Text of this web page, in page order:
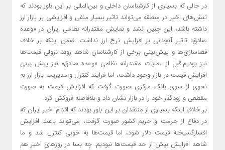
در حالی که بسیاری از کارشناسان داخلی و بین‌المللی بر این باور بودند که
تنش‌های اخیر در منطقه می‌تواند تاثیر بسیار منفی و افزایشی بر بازار ارز
داشته باشد، این چنین نشد و نمایش مقتدرانه نظامی ایران در «وعده
صادق» تاثیر آنچنانی بر افزایش نرخ ارز نداشت. ضمن اینکه بر خلاف
فضاسازی‌ها و پیش‌بینی‌ برخی از کارشناسان شاهد روند نزولی قیمت‌ها
نیز بودیم.قبل از عملیات مقتدرانه نظامی «وعده صادق» نیز پیش بینی
افزایش قیمت در بازار وجود داشت، اما فرایند کنترل و مدیریت بازار ارز به
نحوی از سوی بانک مرکزی صورت گرفت که افزایش قیمت به صورت
مقطعی و زودگذر خود را در بازار نشان داد و بلافاصله فروکش کرد.
بر خلاف اینکه بسیاری از منتقدان بر این باور بودند که اقدام اخیر ایران که
در دفاع از حرمت و حریم کشور صورت گرفت، می‌تواند باعث افزایش
افسارگسیخته قیمت دلار شود، اما قیمت‌ها به خوبی کنترل شد و ما
شاهد افزایش بیش از حد قیمت‌ها نبودیم. چه بسا در روزهای اخیر هم